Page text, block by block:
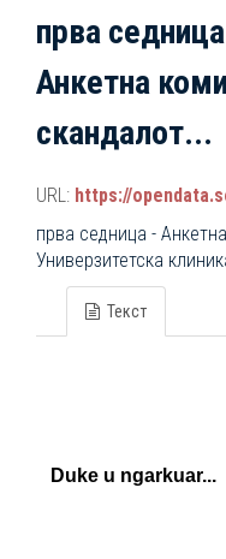
прва
Анкетна
скандалот...
URL: https://opendata.sobranie.mk/dataset/6d8701ea-3a42-
прва седница -
Универзитетска
Текст